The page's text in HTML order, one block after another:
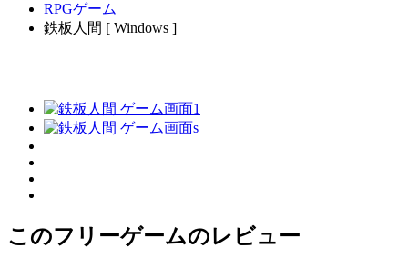
RPGゲーム
鉄板人間 [ Windows ]
このフリーゲームのレビュー